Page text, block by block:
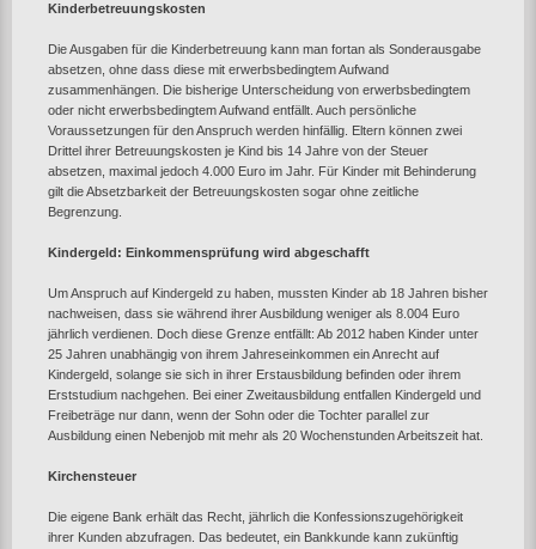
Kinderbetreuungskosten
Die Ausgaben für die Kinderbetreuung kann man fortan als Sonderausgabe
absetzen, ohne dass diese mit erwerbsbedingtem Aufwand
zusammenhängen. Die bisherige Unterscheidung von erwerbsbedingtem
oder nicht erwerbsbedingtem Aufwand entfällt. Auch persönliche
Voraussetzungen für den Anspruch werden hinfällig. Eltern können zwei
Drittel ihrer Betreuungskosten je Kind bis 14 Jahre von der Steuer
absetzen, maximal jedoch 4.000 Euro im Jahr. Für Kinder mit Behinderung
gilt die Absetzbarkeit der Betreuungskosten sogar ohne zeitliche
Begrenzung.
Kindergeld: Einkommensprüfung wird abgeschafft
Um Anspruch auf Kindergeld zu haben, mussten Kinder ab 18 Jahren bisher
nachweisen, dass sie während ihrer Ausbildung weniger als 8.004 Euro
jährlich verdienen. Doch diese Grenze entfällt: Ab 2012 haben Kinder unter
25 Jahren unabhängig von ihrem Jahreseinkommen ein Anrecht auf
Kindergeld, solange sie sich in ihrer Erstausbildung befinden oder ihrem
Erststudium nachgehen. Bei einer Zweitausbildung entfallen Kindergeld und
Freibeträge nur dann, wenn der Sohn oder die Tochter parallel zur
Ausbildung einen Nebenjob mit mehr als 20 Wochenstunden Arbeitszeit hat.
Kirchensteuer
Die eigene Bank erhält das Recht, jährlich die Konfessionszugehörigkeit
ihrer Kunden abzufragen. Das bedeutet, ein Bankkunde kann zukünftig